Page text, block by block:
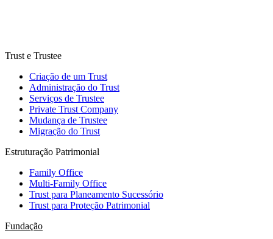
Trust e Trustee
Criação de um Trust
Administração do Trust
Serviços de Trustee
Private Trust Company
Mudança de Trustee
Migração do Trust
Estruturação Patrimonial
Family Office
Multi-Family Office
Trust para Planeamento Sucessório
Trust para Proteção Patrimonial
Fundação